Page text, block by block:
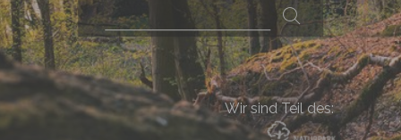
Wir sind Teil des: